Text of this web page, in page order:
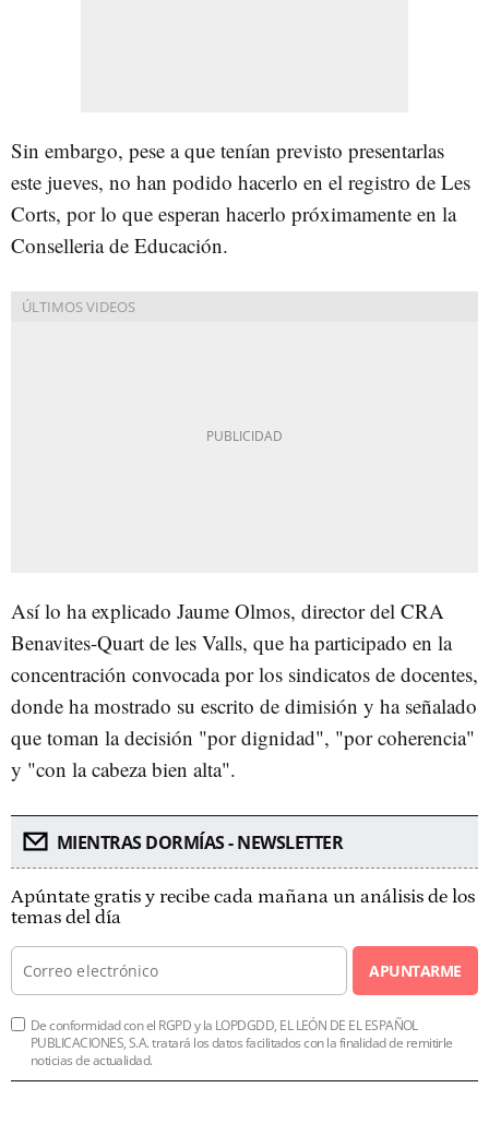
Sin embargo, pese a que tenían previsto presentarlas
este jueves, no han podido hacerlo en el registro de Les
Corts, por lo que esperan hacerlo próximamente en la
Conselleria de Educación.
Así lo ha explicado Jaume Olmos, director del CRA
Benavites-Quart de les Valls, que ha participado en la
concentración convocada por los sindicatos de docentes,
donde ha mostrado su escrito de dimisión y ha señalado
que toman la decisión "por dignidad", "por coherencia"
y "con la cabeza bien alta".
MIENTRAS DORMÍAS - NEWSLETTER
Apúntate gratis y recibe cada mañana un análisis de los
temas del día
APUNTARME
De conformidad con el RGPD y la LOPDGDD, EL LEÓN DE EL ESPAÑOL
PUBLICACIONES, S.A. tratará los datos facilitados con la finalidad de remitirle
noticias de actualidad.